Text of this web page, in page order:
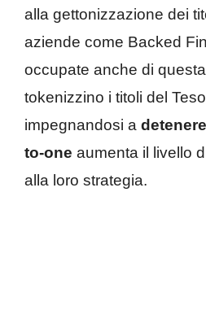
alla gettonizzazione dei
aziende come Backed
occupate anche di
tokenizzino i titoli del
impegnandosi a
to-one aumenta il livello
alla loro strategia.